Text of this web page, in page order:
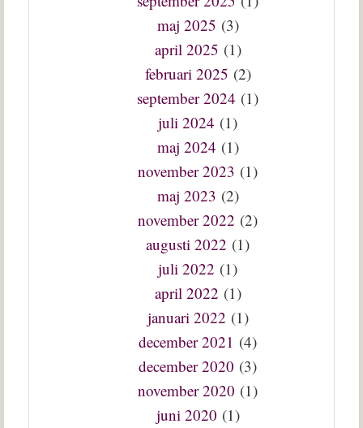
maj 2025 (3)
april 2025 (1)
februari 2025 (2)
september 2024 (1)
juli 2024 (1)
maj 2024 (1)
november 2023 (1)
maj 2023 (2)
november 2022 (2)
augusti 2022 (1)
juli 2022 (1)
april 2022 (1)
januari 2022 (1)
december 2021 (4)
december 2020 (3)
november 2020 (1)
juni 2020 (1)